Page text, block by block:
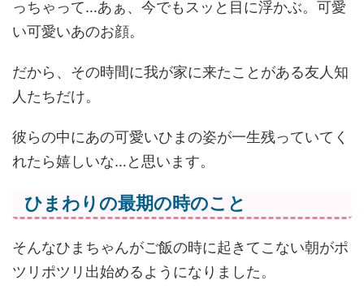
っちゃって…あぁ、今でもスッと目に浮かぶ。可愛
い可愛いあのお顔。
だから、その時間に我が家に来たことがある友人知
人たちだけ。
彼らの中にあの可愛いひまの姿が一生残っていてく
れたら嬉しいな…と思います。
ひまわりの最期の時のこと
そんなひまちゃんがご飯の時に起きてこない朝がポ
ツリポツリ出始めるようになりました。